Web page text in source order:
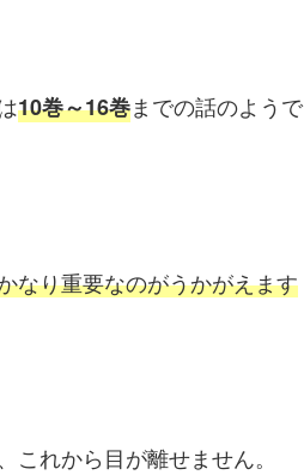
10巻～16巻までの話のようで
なり重要なのがうかがえます
れから目が離せません。